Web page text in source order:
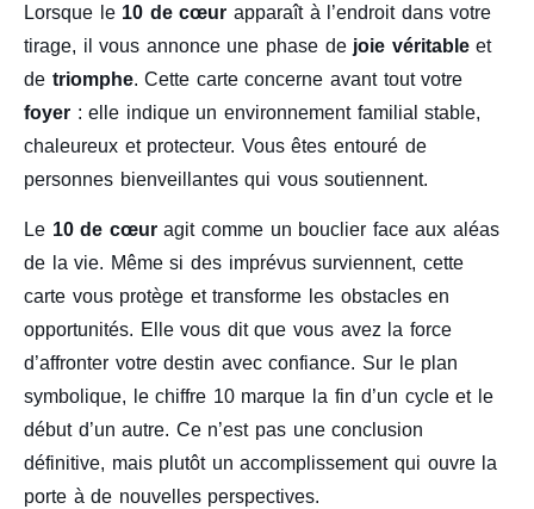
Lorsque le 10 de cœur apparaît à l’endroit dans votre
tirage, il vous annonce une phase de joie véritableet
de triomphe. Cette carte concerne avant tout votre
foyer : elle indique un environnement familial stable,
chaleureux et protecteur. Vous êtes entouré de
personnes bienveillantes qui vous soutiennent.
Le 10 de cœuragit comme un bouclier face aux aléas
de la vie. Même si des imprévus surviennent, cette
carte vous protège et transforme les obstacles en
opportunités. Elle vous dit que vous avez la force
d’affronter votre destin avec confiance. Sur le plan
symbolique, le chiffre 10 marque la fin d’un cycle et le
début d’un autre. Ce n’est pas une conclusion
définitive, mais plutôt un accomplissement qui ouvre la
porte à de nouvelles perspectives.